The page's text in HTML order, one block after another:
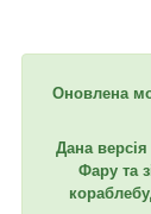
Оновлена
Дана
Фару та